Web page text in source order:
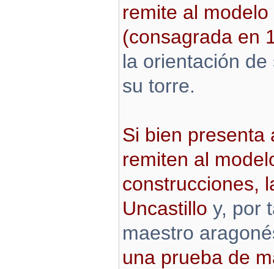
remite al
(consagrada en
la orientación
su torre.
Si bien presenta
remiten al
construcciones,
Uncastillo y, por
maestro
una prueba de